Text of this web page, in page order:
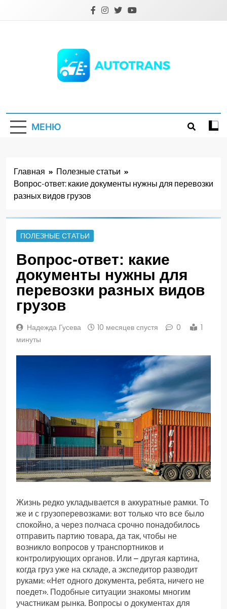
МЕНЮ
Главная
Полезные статьи
Вопрос-ответ: какие документы нужны для перевозки
разных видов грузов
ПОЛЕЗНЫЕ СТАТЬИ
Вопрос-ответ: какие
документы нужны для
перевозки разных видов
грузов
Надежда Гусева 10 месяцев спустя 0
1
минуты
Жизнь редко укладывается в аккуратные рамки. То
же и с грузоперевозками: вот только что все было
спокойно, а через полчаса срочно понадобилось
отправить партию товара, да так, чтобы не
возникло вопросов у транспортников и
контролирующих органов. Или – другая картина,
когда груз уже на складе, а экспедитор разводит
руками: «Нет одного документа, ребята, ничего не
поедет». Подобные ситуации знакомы многим
участникам рынка. Вопросы о документах для